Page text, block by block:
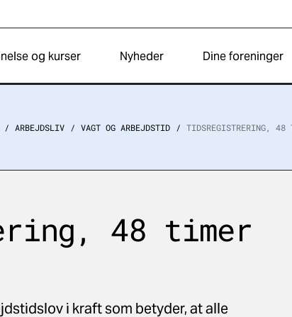
og kurser Nyheder Dine foreninger
ARBEJDSLIV VAGT OG ARBEJDSTID TIDSREGISTRERING, 48
48 timer
i kraft som betyder, at alle